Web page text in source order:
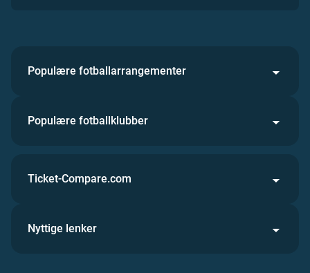
Populære fotballarrangementer
Populære fotballklubber
Ticket-Compare.com
Nyttige lenker